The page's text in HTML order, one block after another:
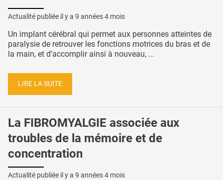
Actualité publiée il y a 9 années 4 mois
Un implant cérébral qui permet aux personnes atteintes de
paralysie de retrouver les fonctions motrices du bras et de
la main, et d’accomplir ainsi à nouveau, ...
LIRE LA SUITE
La FIBROMYALGIE associée aux
troubles de la mémoire et de
concentration
Actualité publiée il y a 9 années 4 mois